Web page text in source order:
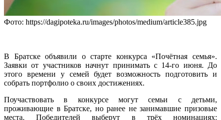
Фото: https://dagipoteka.ru/images/photos/medium/article385.jpg
В Братске объявили о старте конкурса «Почётная семья».
Заявки от участников начнут принимать с 14-го июня. До
этого времени у семей будет возможность подготовить и
собрать портфолио о своих достижениях.
Поучаствовать в конкурсе могут семьи с детьми,
проживающие в Братске, но ранее не занимавшие призовые
места. Победителей выберут в трёх номинациях: